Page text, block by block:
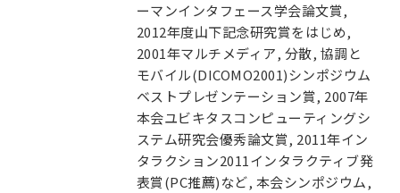
ーマンインタフェース学会論文賞,
2012年度山下記念研究賞をはじめ,
2001年マルチメディア, 分散, 協調と
モバイル(DICOMO2001)シンポジウム
ベストプレゼンテーション賞, 2007年
本会ユビキタスコンピューティングシ
ステム研究会優秀論文賞, 2011年イン
タラクション2011インタラクティブ発
表賞(PC推薦)など, 本会シンポジウム,